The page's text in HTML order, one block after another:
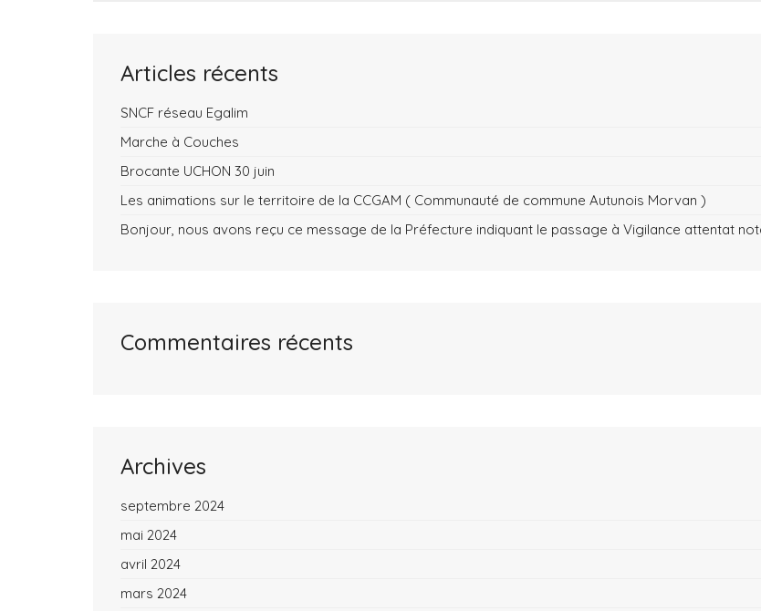
Articles récents
SNCF réseau Egalim
Marche à Couches
Brocante UCHON 30 juin
Les animations sur le territoire de la CCGAM ( Communauté de commune Autunois Morvan )
Bonjour, nous avons reçu ce message de la Préfecture indiquant le passage à Vigilance attentat
Commentaires récents
Archives
septembre 2024
mai 2024
avril 2024
mars 2024